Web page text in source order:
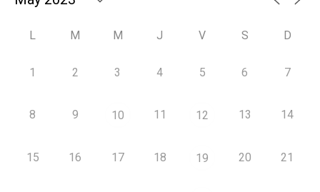
L M M J V S D
1 2 3 4 5 6 7
8 9 10 11 12 13 14
15 16 17 18 19 20 21